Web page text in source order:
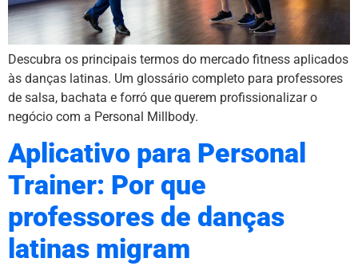
Descubra os principais termos do mercado fitness aplicados
às danças latinas. Um glossário completo para professores
de salsa, bachata e forró que querem profissionalizar o
negócio com a Personal Millbody.
Aplicativo para Personal
Trainer: Por que
professores de danças
latinas migram